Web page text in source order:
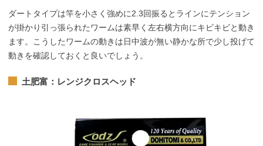
ダートタイプは竿を小さく強めに2.3回振るとラインにテンション
が掛かり引っ張られたワームは素早く左右横方向にキビキビと動き
ます。こうしたワームの動きは日中波が無い静かな所で少し投げて
動きを確認しておくと良いでしょう。
土肥富：レンジクロスヘッド